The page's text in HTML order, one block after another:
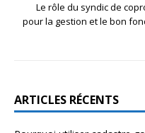
Le rôle du syndic de
pour la gestion et le bon
ARTICLES RÉCENTS